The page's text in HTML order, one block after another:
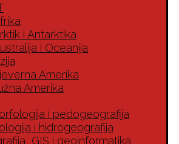
i Antarktika
i Oceanija
Amerika
Amerika
i pedogeografija
i hidrogeografija
GIS i geoinformatika